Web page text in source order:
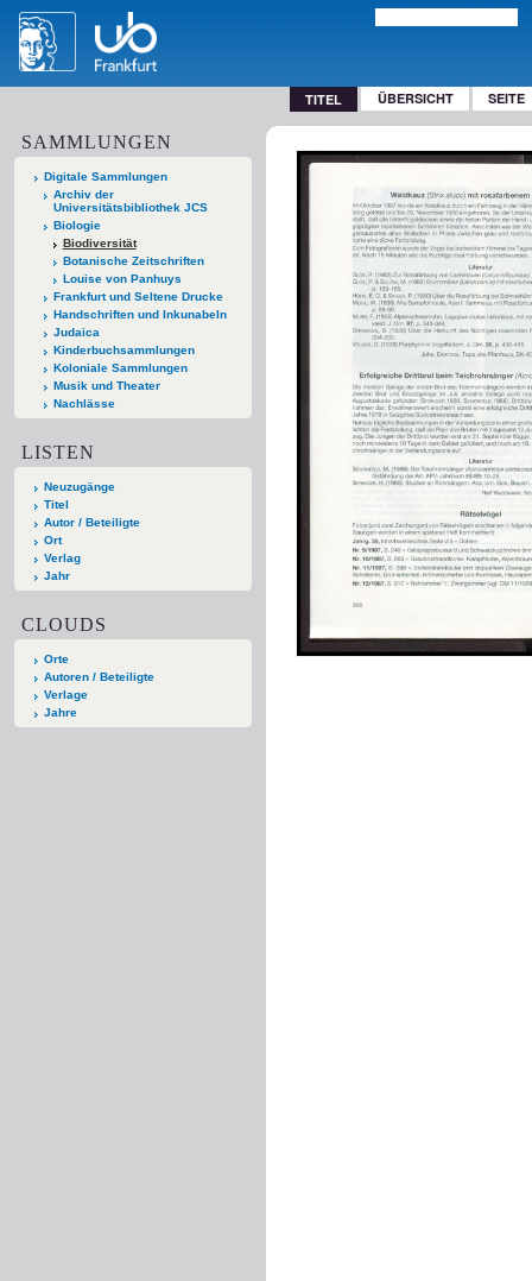
TITEL ÜBERSICHT SEITE
SAMMLUNGEN
Digitale Sammlungen
Archiv der
Universitätsbibliothek JCS
Biologie
Biodiversität
Botanische Zeitschriften
Louise von Panhuys
Frankfurt und Seltene Drucke
Handschriften und Inkunabeln
Judaica
Kinderbuchsammlungen
Koloniale Sammlungen
Musik und Theater
Nachlässe
LISTEN
Neuzugänge
Titel
Autor / Beteiligte
Ort
Verlag
Jahr
CLOUDS
Orte
Autoren / Beteiligte
Verlage
Jahre